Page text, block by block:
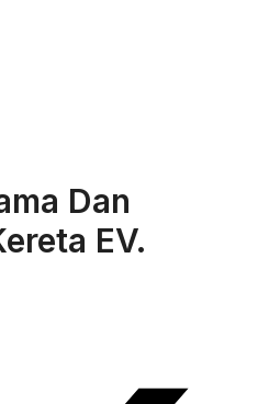
Dan
EV.